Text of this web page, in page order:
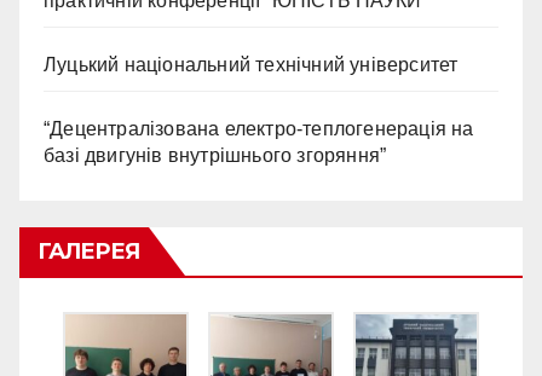
Луцький національний технічний університет
“Децентралізована електро-теплогенерація на
базі двигунів внутрішнього згоряння”
ГАЛЕРЕЯ